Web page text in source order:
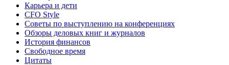
Карьера и дети
CFO Style
Советы по выступлению на конференциях
Обзоры деловых книг и журналов
История финансов
Свободное время
Цитаты